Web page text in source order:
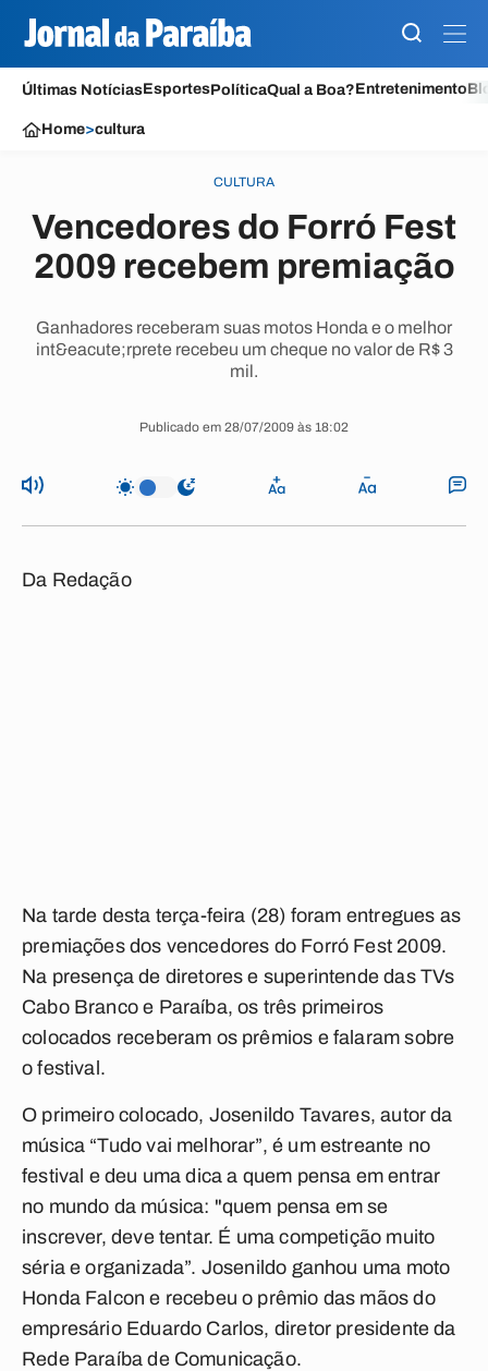
Últimas NotíciasEsportesPolíticaQual a Boa?Entretenimento
Home>cultura
CULTURA
Vencedores do Forró Fest
2009 recebem premiação
Ganhadores receberam suas motos Honda e o melhor
int&eacute;rprete recebeu um cheque no valor de R$ 3
mil.
Publicado em 28/07/2009 às 18:02
Da Redação
Na tarde desta terça-feira (28) foram entregues as
premiações dos vencedores do Forró Fest 2009.
Na presença de diretores e superintende das TVs
Cabo Branco e Paraíba, os três primeiros
colocados receberam os prêmios e falaram sobre
o festival.
O primeiro colocado, Josenildo Tavares, autor da
música “Tudo vai melhorar”, é um estreante no
festival e deu uma dica a quem pensa em entrar
no mundo da música: "quem pensa em se
inscrever, deve tentar. É uma competição muito
séria e organizada”. Josenildo ganhou uma moto
Honda Falcon e recebeu o prêmio das mãos do
empresário Eduardo Carlos, diretor presidente da
Rede Paraíba de Comunicação.